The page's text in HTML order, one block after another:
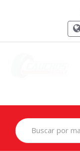
Search
for: